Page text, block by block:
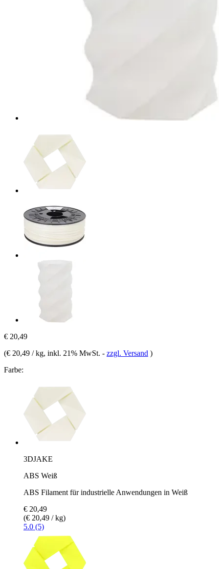
€ 20,49
(€ 20,49 / kg, inkl. 21% MwSt. - zzgl. Versand )
Farbe:
3DJAKE
ABS Weiß
ABS Filament für industrielle Anwendungen in Weiß
€ 20,49
(€ 20,49 / kg)
5.0 (5)